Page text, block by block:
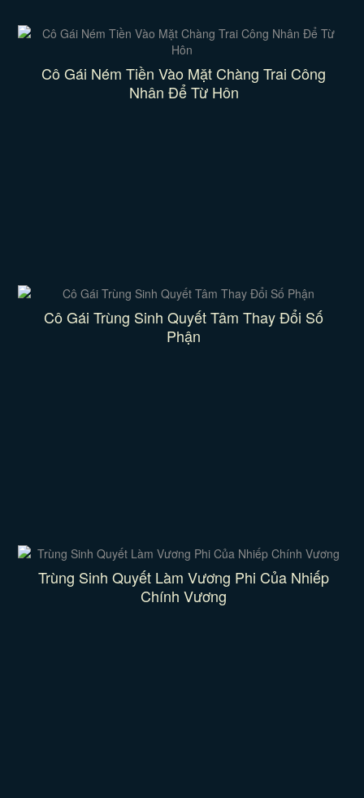
Cô Gái Ném Tiền Vào Mặt Chàng Trai Công
Nhân Để Từ Hôn
Cô Gái Trùng Sinh Quyết Tâm Thay Đổi Số
Phận
Trùng Sinh Quyết Làm Vương Phi Của Nhiếp
Chính Vương